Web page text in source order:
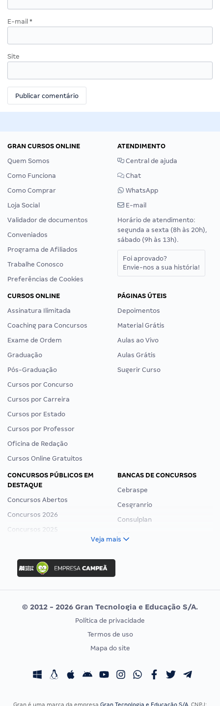
E-mail *
Site
GRAN CURSOS ONLINE
Quem Somos
Como Funciona
Como Comprar
Loja Social
Validador de documentos
Conveniados
Programa de Afiliados
Trabalhe Conosco
Preferências de Cookies
ATENDIMENTO
Central de ajuda
Chat
WhatsApp
E-mail
Horário de atendimento:
segunda a sexta (8h às 20h),
sábado (9h às 13h).
Foi aprovado?
Envie-nos a sua história!
CURSOS ONLINE
Assinatura Ilimitada
Coaching para Concursos
Exame de Ordem
Graduação
Pós-Graduação
Cursos por Concurso
Cursos por Carreira
Cursos por Estado
Cursos por Professor
Oficina de Redação
Cursos Online Gratuitos
PÁGINAS ÚTEIS
Depoimentos
Material Grátis
Aulas ao Vivo
Aulas Grátis
Sugerir Curso
CONCURSOS PÚBLICOS EM
DESTAQUE
Concursos Abertos
Concursos 2026
Concursos 2025
Concurso Ibama
Concurso MPU
Editais publicados
BANCAS DE CONCURSOS
Cebraspe
Cesgranrio
Consulplan
Vunesp
CONCURSOS POR PROFISSÃO
Concursos Fiscais
EXAME DE ORDEM
Calendário OAB
Veja mais
© 2012 - 2026 Gran Tecnologia e Educação S/A.
Política de privacidade
Termos de uso
Mapa do site
Gran é uma marca da empresa Gran Tecnologia e Educação S/A, CNPJ: